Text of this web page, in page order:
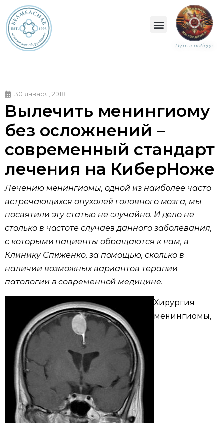
Путь к победе
30 января, 2018
Вылечить менингиому
без осложнений –
современный стандарт
лечения на КиберНоже
Лечению менингиомы, одной из наиболее часто
встречающихся опухолей головного мозга, мы
посвятили эту статью не случайно. И дело не
столько в частоте случаев данного заболевания,
с которыми пациенты обращаются к нам, в
Клинику Спиженко, за помощью, сколько в
наличии возможных вариантов терапии
патологии в современной медицине.
Хирургия
менингиомы,